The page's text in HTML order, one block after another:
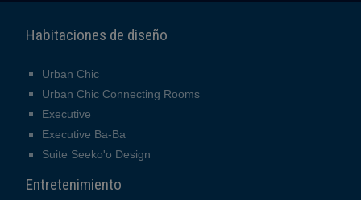
Habitaciones de diseño
Urban Chic
Urban Chic Connecting Rooms
Executive
Executive Ba-Ba
Suite Seeko'o Design
Entretenimiento